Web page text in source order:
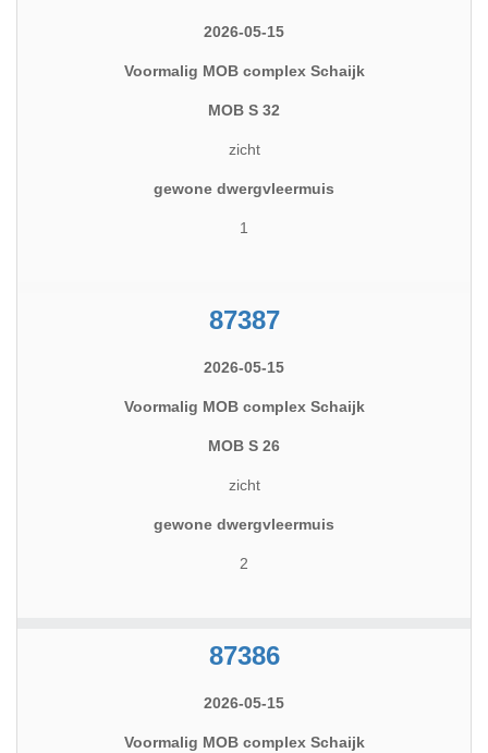
2026-05-15
Voormalig MOB complex Schaijk
MOB S 32
zicht
gewone dwergvleermuis
1
87387
2026-05-15
Voormalig MOB complex Schaijk
MOB S 26
zicht
gewone dwergvleermuis
2
87386
2026-05-15
Voormalig MOB complex Schaijk